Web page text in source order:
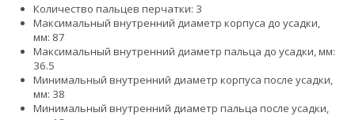
Количество пальцев перчатки: 3
Максимальный внутренний диаметр корпуса до усадки,
мм: 87
Максимальный внутренний диаметр пальца до усадки, мм:
36.5
Минимальный внутренний диаметр корпуса после усадки,
мм: 38
Минимальный внутренний диаметр пальца после усадки,